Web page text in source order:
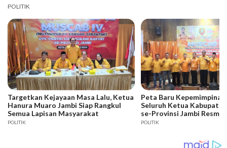
POLITIK
Targetkan Kejayaan Masa Lalu, Ketua
Hanura Muaro Jambi Siap Rangkul
Semua Lapisan Masyarakat
POLITIK
Peta Baru Kepemimpinan
Seluruh Ketua
se-Provinsi Jambi Resmi
POLITIK